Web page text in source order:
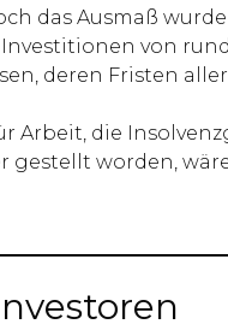
das Ausmaß
von rund
deren Fristen
Arbeit, die
gestellt worden,